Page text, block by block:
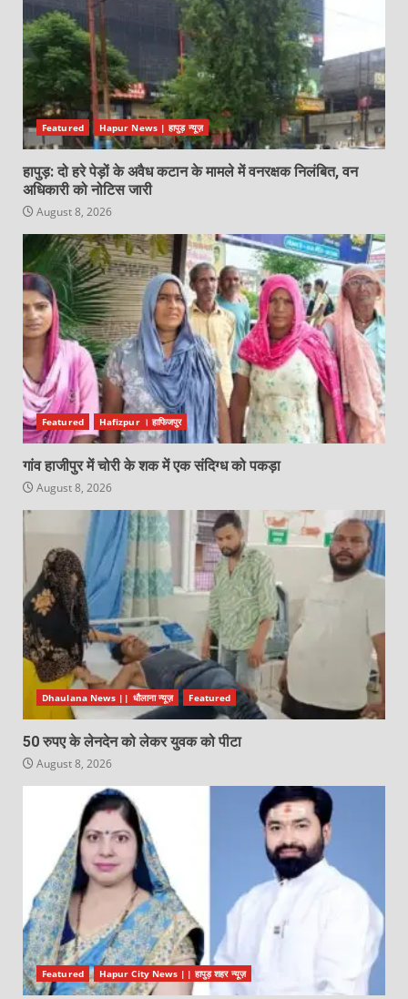
Featured Hapur News | हापुड़ न्यूज़
हापुड़: दो हरे पेड़ों के अवैध कटान के मामले में वनरक्षक निलंबित, वन
अधिकारी को नोटिस जारी
August 8, 2026
Featured Hafizpur । हाफिजपुर
गांव हाजीपुर में चोरी के शक में एक संदिग्ध को पकड़ा
August 8, 2026
Dhaulana News || धौलाना न्यूज़ Featured
50 रुपए के लेनदेन को लेकर युवक को पीटा
August 8, 2026
Featured Hapur City News || हापुड़ शहर न्यूज़